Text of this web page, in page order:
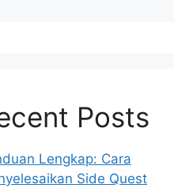
Posts
Lengkap: Cara
Side Quest